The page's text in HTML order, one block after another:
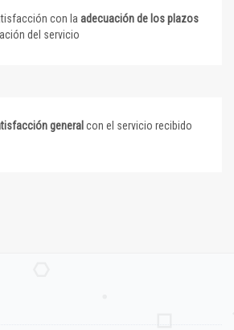
con la adecuación de los plazos
del servicio
general con el servicio recibido